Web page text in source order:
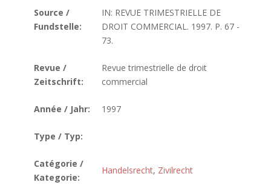
Source /
Fundstelle:
IN: REVUE TRIMESTRIELLE DE
DROIT COMMERCIAL. 1997. P. 67 -
73.
Revue /
Zeitschrift:
Revue trimestrielle de droit
commercial
Année / Jahr: 1997
Type / Typ:
Catégorie /
Kategorie:
Handelsrecht, Zivilrecht